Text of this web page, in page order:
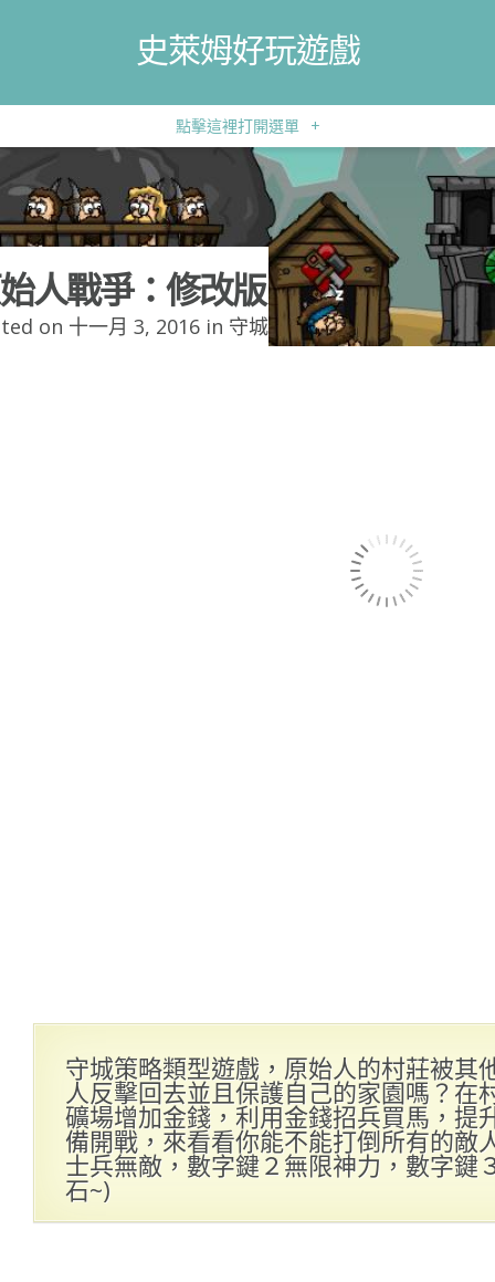
史萊姆好玩遊戲
點擊這裡打開選單 +
人戰爭：修改版
on 十一月 3, 2016 in 守城
守城策略類型遊戲，原始人的村莊被其
人反擊回去並且保護自己的家園嗎？在
礦場增加金錢，利用金錢招兵買馬，提
備開戰，來看看你能不能打倒所有的敵
士兵無敵，數字鍵２無限神力，數字鍵
石~)